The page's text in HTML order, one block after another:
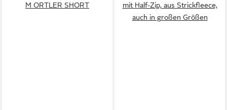
M ORTLER SHORT
mit Half-Zip, aus Strickfleece,
auch in großen Größen